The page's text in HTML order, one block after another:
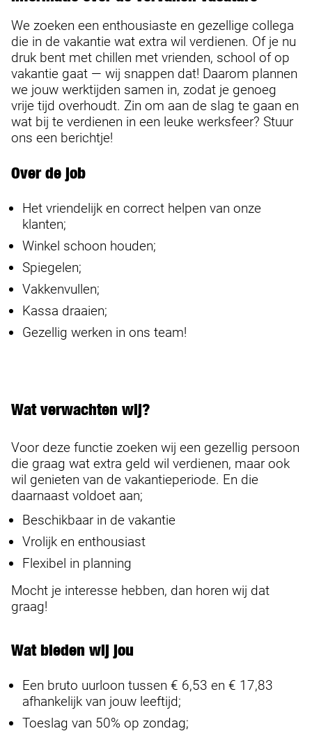
We zoeken een enthousiaste en gezellige collega
die in de vakantie wat extra wil verdienen. Of je nu
druk bent met chillen met vrienden, school of op
vakantie gaat — wij snappen dat! Daarom plannen
we jouw werktijden samen in, zodat je genoeg
vrije tijd overhoudt. Zin om aan de slag te gaan en
wat bij te verdienen in een leuke werksfeer? Stuur
ons een berichtje!
Over de job
Het vriendelijk en correct helpen van onze
klanten;
Winkel schoon houden;
Spiegelen;
Vakkenvullen;
Kassa draaien;
Gezellig werken in ons team!
Wat verwachten wij?
Voor deze functie zoeken wij een gezellig persoon
die graag wat extra geld wil verdienen, maar ook
wil genieten van de vakantieperiode. En die
daarnaast voldoet aan;
Beschikbaar in de vakantie
Vrolijk en enthousiast
Flexibel in planning
Mocht je interesse hebben, dan horen wij dat
graag!
Wat bieden wij jou
Een bruto uurloon tussen € 6,53 en € 17,83
afhankelijk van jouw leeftijd;
Toeslag van 50% op zondag;